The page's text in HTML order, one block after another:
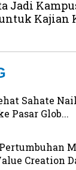
Jadi
Kajian
Sahate
Pasar Glob...
Creation